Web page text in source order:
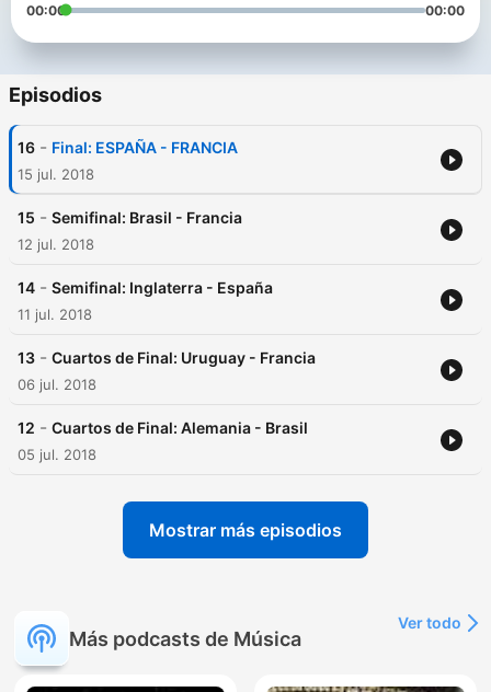
00:00 00:00
Episodios
16 - Final: ESPAÑA - FRANCIA
15 jul. 2018
15 - Semifinal: Brasil - Francia
12 jul. 2018
14 - Semifinal: Inglaterra - España
11 jul. 2018
13 - Cuartos de Final: Uruguay - Francia
06 jul. 2018
12 - Cuartos de Final: Alemania - Brasil
05 jul. 2018
Mostrar más episodios
Más podcasts de Música
Ver todo